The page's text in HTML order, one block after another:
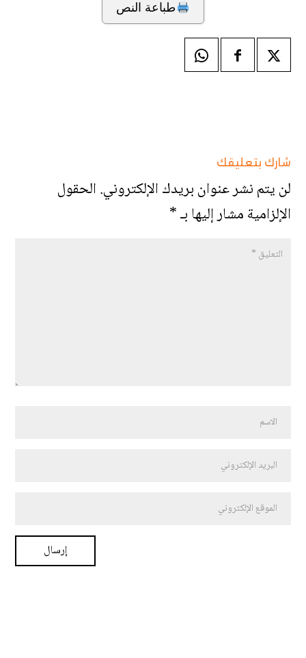
طباعة النص
شارك بتعليقك
لن يتم نشر عنوان بريدك الإلكتروني.الحقول
الإلزامية مشار إليها بـ*